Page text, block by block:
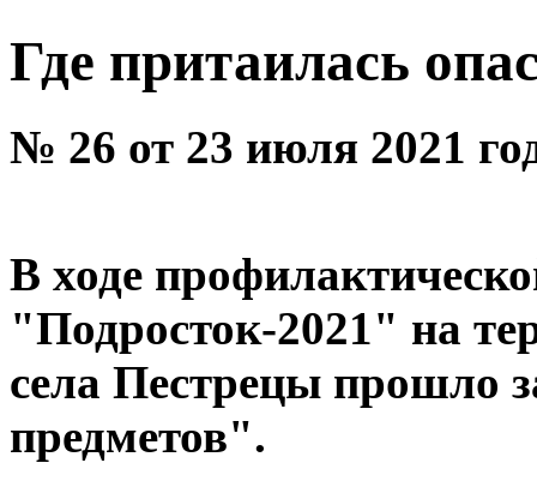
Где притаилась
№ 26 от 23 июля 2021
В ходе
"Подросток-2021" на
села Пестрецы прошло
предметов".